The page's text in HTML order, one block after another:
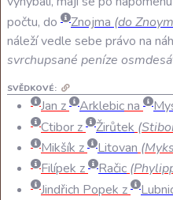
počtu, do Znojma (do
náležívedle sebe právo na
svrchupsané peníze
SVĚDKOVÉ:
Jan z Arklebicna
Ctibor z
Žirůtek
Mikšík z
Litovan
Filípek z
Račic
Jindřich Popek z